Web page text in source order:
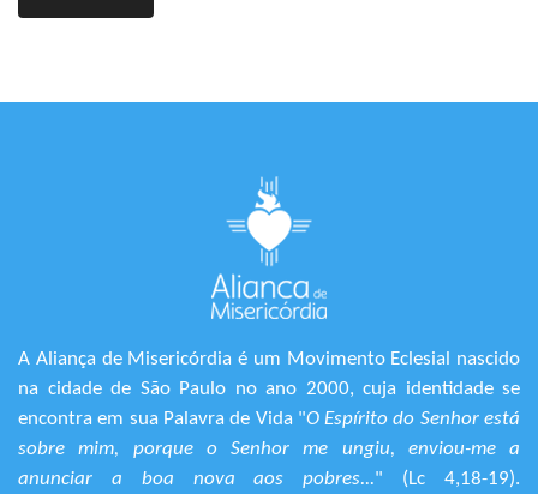
A Aliança de Misericórdia é um Movimento Eclesial nascido
na cidade de São Paulo no ano 2000, cuja identidade se
encontra em sua Palavra de Vida "O Espírito do Senhor está
sobre mim, porque o Senhor me ungiu, enviou-me a
anunciar a boa nova aos pobres..." (Lc 4,18-19).